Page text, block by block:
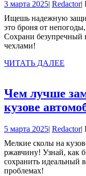
3 марта 20253
2025
| Redactor|
Ищешь надежную защиту для своего Mercedes? Наши чехлы –
это броня от
Сохрани безупречный
чехлами!
ЧИТАТЬ ДАЛЕЕ
Чем лучше
кузове
5 марта 20255
2025
| Redactor|
Мелкие сколы на кузове авто? Не дай им превратиться в
ржавчину! Узнай, как
сохранить идеальный
проблемах!